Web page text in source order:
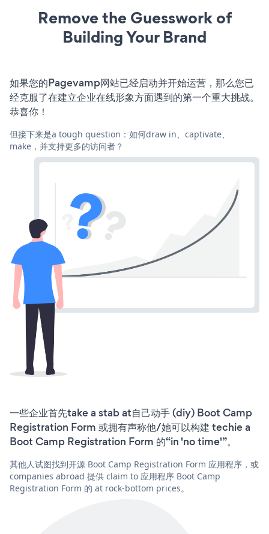
Remove the Guesswork of
Building Your Brand
如果您的Pagevamp网站已经启动并开始运营，那么您已
经克服了在建立企业在线形象方面遇到的第一个重大挑战。
恭喜你！
但接下来是a tough question：如何draw in、captivate、
make，并支持更多的访问者？
一些企业首先take a stab at自己动手 (diy) Boot Camp
Registration Form 或拥有声称他/她可以构建 techie a
Boot Camp Registration Form 的“in 'no time'”。
其他人试图找到开源 Boot Camp Registration Form 应用程序，或
companies abroad 提供 claim to 应用程序 Boot Camp
Registration Form 的 at rock-bottom prices。